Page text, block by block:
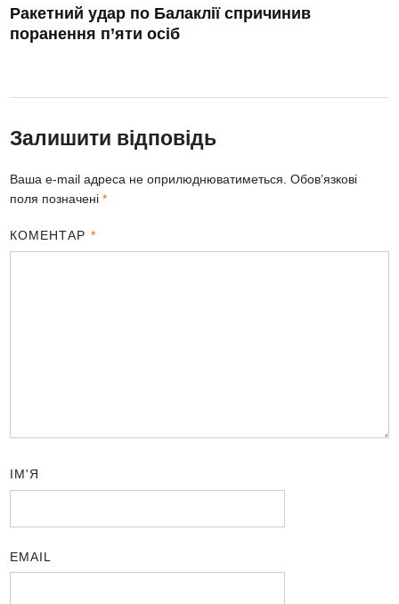
Ракетний удар по Балаклії спричинив
поранення п’яти осіб
Залишити відповідь
Ваша e-mail адреса не оприлюднюватиметься. Обов’язкові
поля позначені*
КОМЕНТАР *
ІМ'Я
EMAIL